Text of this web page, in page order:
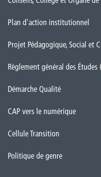
Plan d'action institutionnel
Projet Pédagogique, Social et
Règlement général des Études
Démarche Qualité
CAP vers le numérique
Cellule Transition
Politique de genre